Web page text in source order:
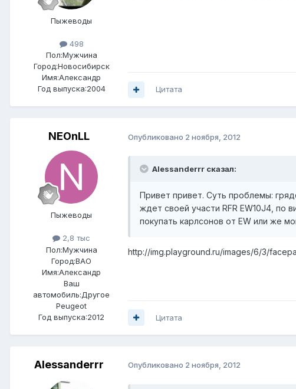
Пыжеводы
498
Пол:Мужчина
Город:Новосибирск
Имя:Александр
Год выпуска:2004
Цитата
NEOnLL
Пыжеводы
2,8 тыс
Пол:Мужчина
Город:ВАО
Имя:Александр
Ваш
автомобиль:Другое
Peugeot
Год выпуска:2012
Опубликовано 2 ноября, 2012
Alessanderrr сказал:
Привет привет. Суть проблемы:
ждет своей участи RFR EW10J4, по
покупать карлсонов от EW или же
http://img.playground.ru/images/6/3/
Цитата
Alessanderrr Опубликовано 2 ноября, 2012